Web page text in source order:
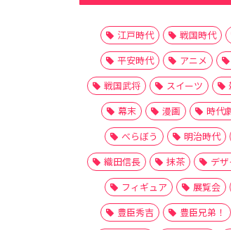
江戸時代 戦国時代
平安時代
アニメ
戦国武将
スイーツ
幕末
漫画 時代
べらぼう
明治時代
織田信長
抹茶 デ
フィギュア
展覧会
豊臣秀吉
豊臣兄弟！